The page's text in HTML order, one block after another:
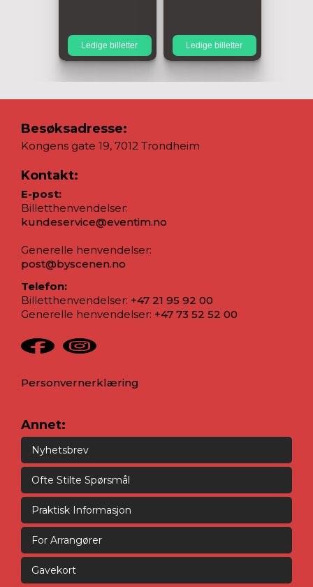
Ledige billetter Ledige billetter
Besøksadresse:
Kongens gate 19, 7012 Trondheim
Kontakt:
E-post:
Billetthenvendelser:
kundeservice@eventim.no
Generelle henvendelser:
post@byscenen.no
Telefon:
Billetthenvendelser: +47 21 95 92 00
Generelle henvendelser: +47 73 52 52 00
Personvernerklæring
Annet:
Nyhetsbrev
Ofte Stilte Spørsmål
Praktisk Informasjon
For Arrangører
Gavekort